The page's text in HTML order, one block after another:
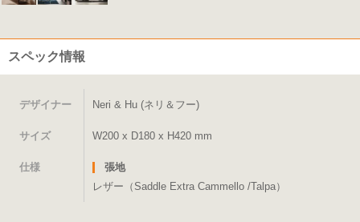
スペック情報
デザイナー Neri & Hu (ネリ＆フー)
サイズ W200 x D180 x H420 mm
仕様
張地
レザー（Saddle Extra Cammello /Talpa）